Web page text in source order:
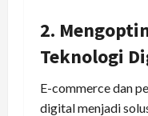
2.
Teknologi
E-commerce dan
digital menjadi